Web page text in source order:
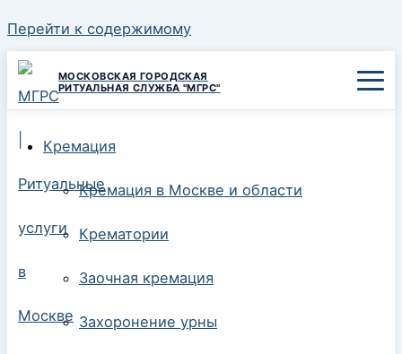
Перейти к содержимому
МОСКОВСКАЯ ГОРОДСКАЯ
РИТУАЛЬНАЯ СЛУЖБА "МГРС"
Кремация
Кремация в Москве и области
Крематории
Заочная кремация
Захоронение урны